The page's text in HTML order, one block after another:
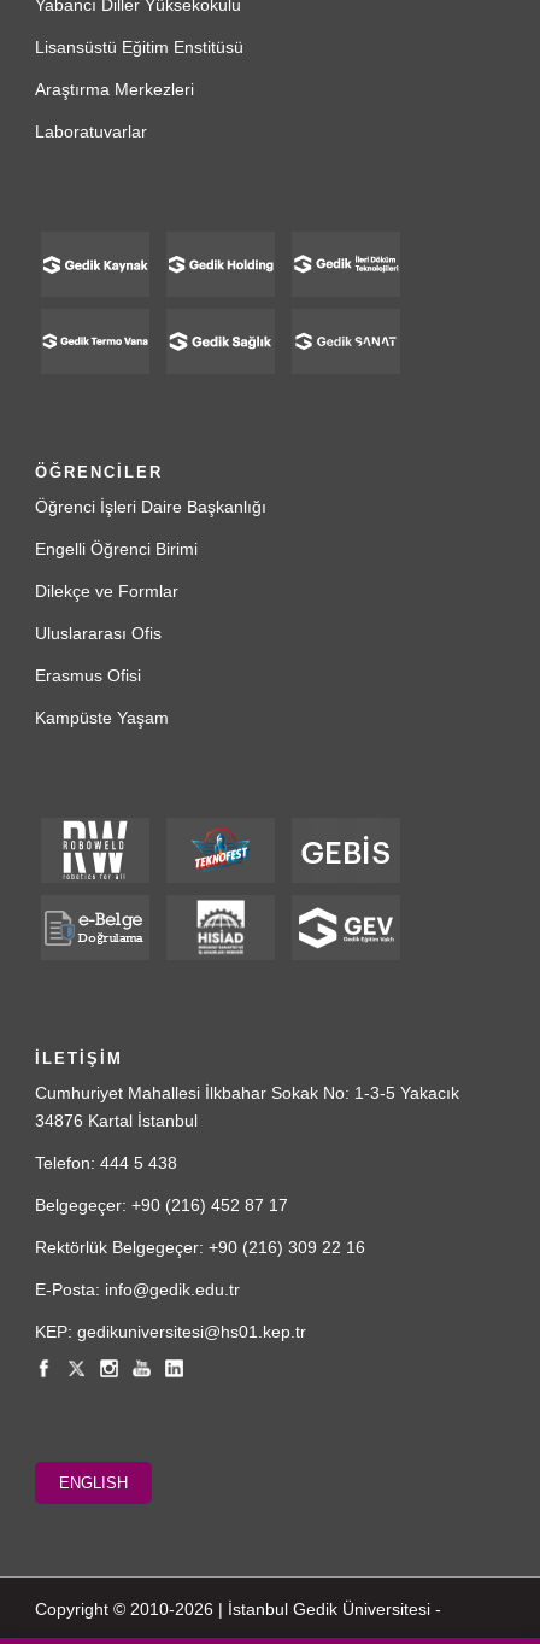
Yabancı Diller Yüksekokulu
Lisansüstü Eğitim Enstitüsü
Araştırma Merkezleri
Laboratuvarlar
ÖĞRENCİLER
Öğrenci İşleri Daire Başkanlığı
Engelli Öğrenci Birimi
Dilekçe ve Formlar
Uluslararası Ofis
Erasmus Ofisi
Kampüste Yaşam
İLETİŞİM
Cumhuriyet Mahallesi İlkbahar Sokak No: 1-3-5 Yakacık
34876 Kartal İstanbul
Telefon: 444 5 438
Belgegeçer: +90 (216) 452 87 17
Rektörlük Belgegeçer: +90 (216) 309 22 16
E-Posta: info@gedik.edu.tr
KEP: gedikuniversitesi@hs01.kep.tr
ENGLISH
Copyright © 2010-2026 | İstanbul Gedik Üniversitesi -